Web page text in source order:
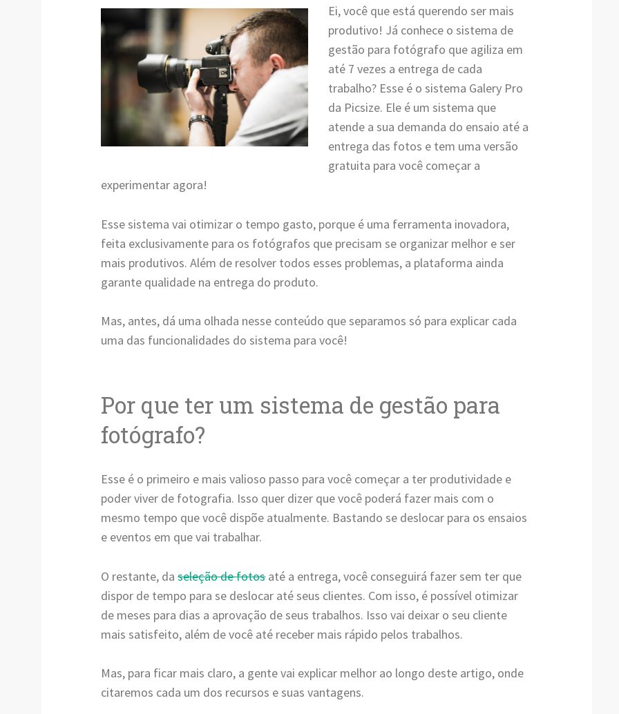
Ei, você que está querendo ser mais
produtivo! Já conhece o sistema de
gestão para fotógrafo que agiliza em
até 7 vezes a entrega de cada
trabalho? Esse é o sistema Galery Pro
da Picsize. Ele é um sistema que
atende a sua demanda do ensaio até a
entrega das fotos e tem uma versão
gratuita para você começar a
experimentar agora!
Esse sistema vai otimizar o tempo gasto, porque é uma ferramenta inovadora,
feita exclusivamente para os fotógrafos que precisam se organizar melhor e ser
mais produtivos. Além de resolver todos esses problemas, a plataforma ainda
garante qualidade na entrega do produto.
Mas, antes, dá uma olhada nesse conteúdo que separamos só para explicar cada
uma das funcionalidades do sistema para você!
Por que ter um sistema de gestão para
fotógrafo?
Esse é o primeiro e mais valioso passo para você começar a ter produtividade e
poder viver de fotografia. Isso quer dizer que você poderá fazer mais com o
mesmo tempo que você dispõe atualmente. Bastando se deslocar para os ensaios
e eventos em que vai trabalhar.
O restante, daseleção de fotosaté a entrega, você conseguirá fazer sem ter que
dispor de tempo para se deslocar até seus clientes. Com isso, é possível otimizar
de meses para dias a aprovação de seus trabalhos. Isso vai deixar o seu cliente
mais satisfeito, além de você até receber mais rápido pelos trabalhos.
Mas, para ficar mais claro, a gente vai explicar melhor ao longo deste artigo, onde
citaremos cada um dos recursos e suas vantagens.